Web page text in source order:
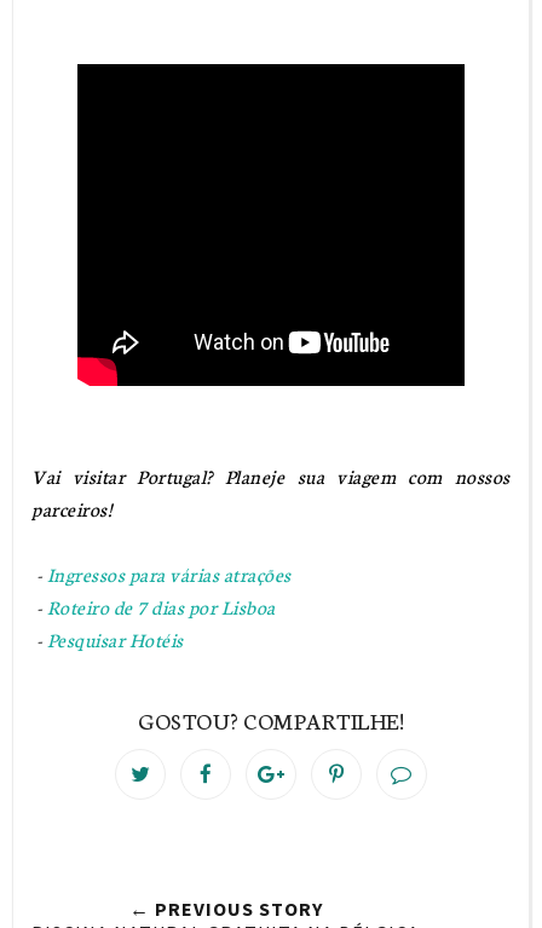
Vai visitar Portugal? Planeje sua viagem com nossos
parceiros!
- Ingressos para várias atrações
- Roteiro de 7 dias por Lisboa
- Pesquisar Hotéis
GOSTOU? COMPARTILHE!
← PREVIOUS STORY